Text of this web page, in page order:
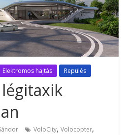
Elektromos hajtás Repülés
VoloCity,Volocopter,